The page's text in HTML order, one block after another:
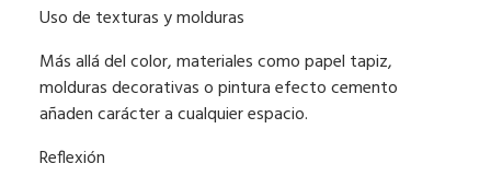
Uso de texturas y molduras
Más allá del color, materiales como papel tapiz,
molduras decorativas o pintura efecto cemento
añaden carácter a cualquier espacio.
Reflexión